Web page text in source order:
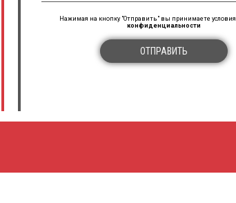
Нажимая на кнопку "Отправить" вы принимаете условия
конфиденциальности
ОТПРАВИТЬ